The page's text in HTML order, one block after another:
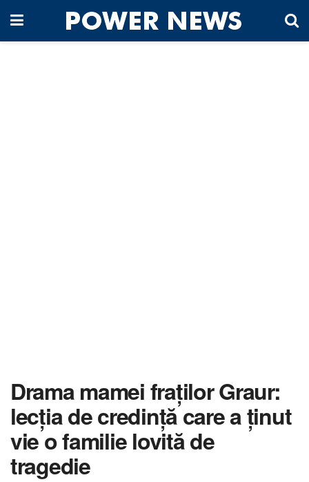
Drama mamei fraților Graur:
lecția de credință care a ținut
vie o familie lovită de
tragedie